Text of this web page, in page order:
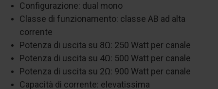
Configurazione: dual mono
Classe di funzionamento: classe AB ad alta
corrente
Potenza di uscita su 8Ω: 250 Watt per canale
Potenza di uscita su 4Ω: 500 Watt per canale
Potenza di uscita su 2Ω: 900 Watt per canale
Capacità di corrente: elevatissima